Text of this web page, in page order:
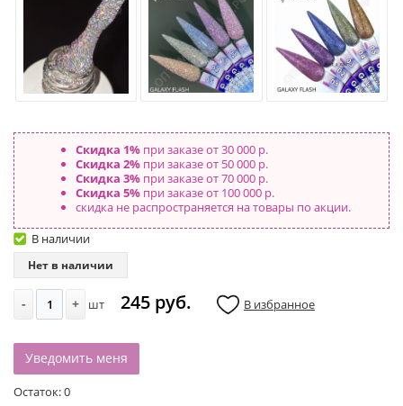
Скидка 1%при заказе от 30 000 р.
Скидка 2%при заказе от 50 000 р.
Скидка 3%при заказе от 70 000 р.
Скидка 5%при заказе от 100 000 р.
скидка не распространяется на товары по акции.
В наличии
Нет в наличии
- + шт 245 руб. В избранное
Уведомить меня
Остаток:0